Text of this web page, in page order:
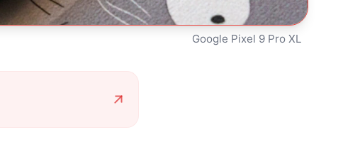
Google Pixel 9 Pro XL